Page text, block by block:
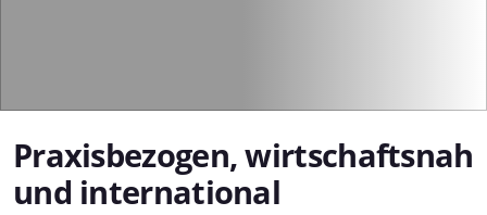
Praxisbezogen, wirtschaftsnah
und international